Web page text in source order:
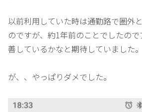
以前利用していた時は通勤路で圏外
のですが、約1年前のことでしたの
善しているかなと期待していました。
が、、やっぱりダメでした。